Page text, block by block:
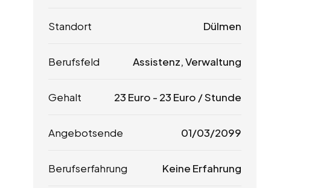
Standort Dülmen
Berufsfeld Assistenz, Verwaltung
Gehalt 23 Euro - 23 Euro / Stunde
Angebotsende 01/03/2099
Berufserfahrung Keine Erfahrung